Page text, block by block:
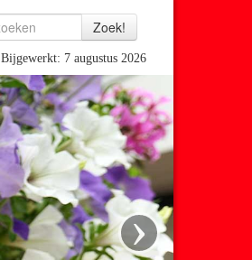
Bijgewerkt: 7 augustus 2026
›